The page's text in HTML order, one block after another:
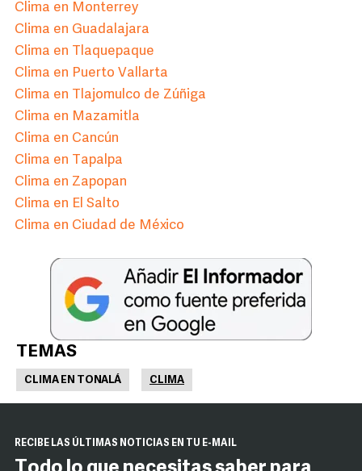
Clima en Monterrey
Clima en Guadalajara
Clima en Tlaquepaque
Clima en Puerto Vallarta
Clima en Tlajomulco de Zúñiga
Clima en Mazamitla
Clima en Cancún
Clima en Tapalpa
Clima en Zapopan
Clima en El Salto
Clima en Ciudad de México
TEMAS
CLIMA EN TONALÁ CLIMA
RECIBE LAS ÚLTIMAS NOTICIAS EN TU E-MAIL